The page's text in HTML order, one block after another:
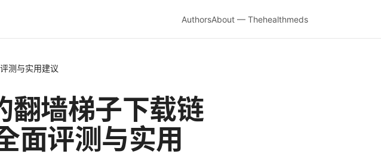
AuthorsAbout — Thehealthmeds
测与实用建议
墙梯子下载链
面评测与实用